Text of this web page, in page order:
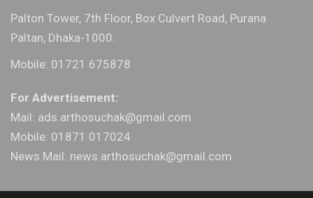
Palton Tower, 7th Floor, Box Culvert Road, Purana
Paltan, Dhaka-1000.
Mobile: 01721 675878
For Advertisement:
Mail: ads.arthosuchak@gmail.com
Mobile: 01871 017024
News Mail: news.arthosuchak@gmail.com